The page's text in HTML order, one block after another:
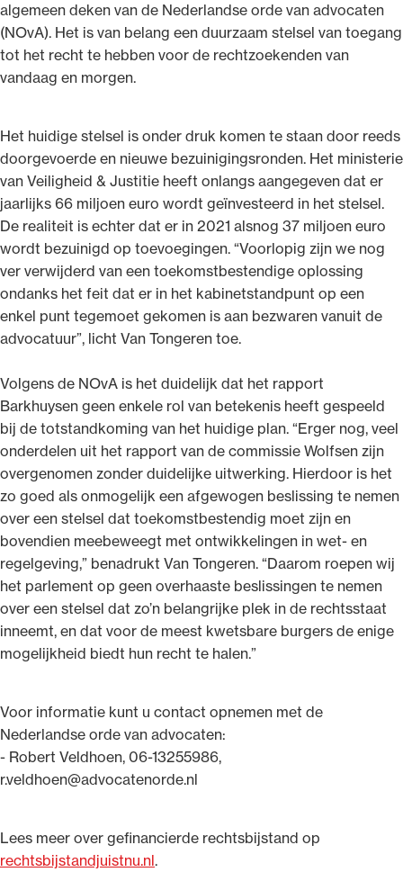
algemeen deken van de Nederlandse orde van advocaten
(NOvA). Het is van belang een duurzaam stelsel van toegang
tot het recht te hebben voor de rechtzoekenden van
vandaag en morgen.
Het huidige stelsel is onder druk komen te staan door reeds
doorgevoerde en nieuwe bezuinigingsronden. Het ministerie
van Veiligheid & Justitie heeft onlangs aangegeven dat er
jaarlijks 66 miljoen euro wordt geïnvesteerd in het stelsel.
De realiteit is echter dat er in 2021 alsnog 37 miljoen euro
wordt bezuinigd op toevoegingen. “Voorlopig zijn we nog
ver verwijderd van een toekomstbestendige oplossing
ondanks het feit dat er in het kabinetstandpunt op een
enkel punt tegemoet gekomen is aan bezwaren vanuit de
advocatuur”, licht Van Tongeren toe.
Volgens de NOvA is het duidelijk dat het rapport
Barkhuysen geen enkele rol van betekenis heeft gespeeld
bij de totstandkoming van het huidige plan. “Erger nog, veel
onderdelen uit het rapport van de commissie Wolfsen zijn
overgenomen zonder duidelijke uitwerking. Hierdoor is het
zo goed als onmogelijk een afgewogen beslissing te nemen
over een stelsel dat toekomstbestendig moet zijn en
bovendien meebeweegt met ontwikkelingen in wet- en
regelgeving,” benadrukt Van Tongeren. “Daarom roepen wij
het parlement op geen overhaaste beslissingen te nemen
over een stelsel dat zo’n belangrijke plek in de rechtsstaat
inneemt, en dat voor de meest kwetsbare burgers de enige
mogelijkheid biedt hun recht te halen.”
Voor informatie kunt u contact opnemen met de
Nederlandse orde van advocaten:
- Robert Veldhoen, 06-13255986,
r.veldhoen@advocatenorde.nl
Lees meer over gefinancierde rechtsbijstand op
rechtsbijstandjuistnu.nl.